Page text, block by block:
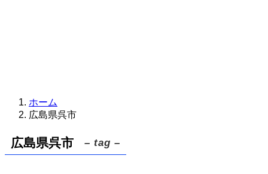
ホーム
広島県呉市
広島県呉市 – tag –